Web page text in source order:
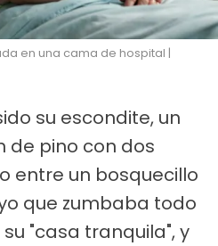
en una cama de hospital |
su escondite, un
de pino con dos
entre un bosquecillo
que zumbaba todo
"casa tranquila", y